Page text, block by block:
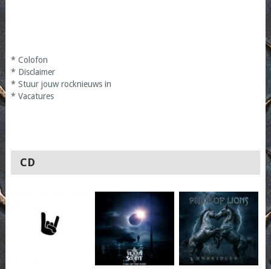
* Colofon
* Disclaimer
* Stuur jouw rocknieuws in
* Vacatures
CD